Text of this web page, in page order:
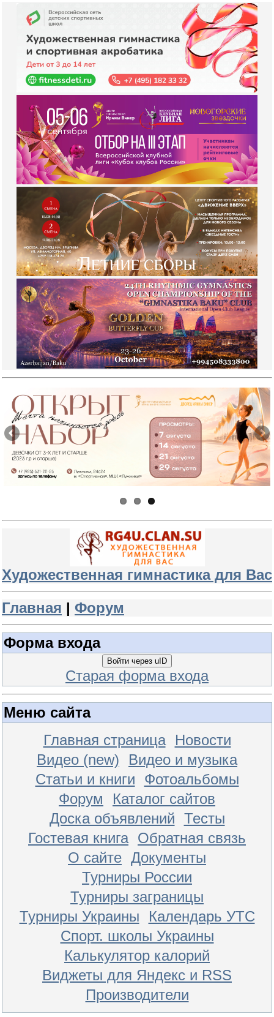
Художественная гимнастика для Вас
Главная | Форум
Форма входа
Войти через uID
Старая форма входа
Меню сайта
Главная страница
Новости
Видео (new)
Видео и музыка
Статьи и книги
Фотоальбомы
Форум
Каталог сайтов
Доска объявлений Тесты
Гостевая книга Обратная связь
О сайте Документы
Турниры России
Турниры заграницы
Турниры Украины
Календарь УТС
Спорт. школы Украины
Калькулятор калорий
Виджеты для Яндекс и RSS
Производители